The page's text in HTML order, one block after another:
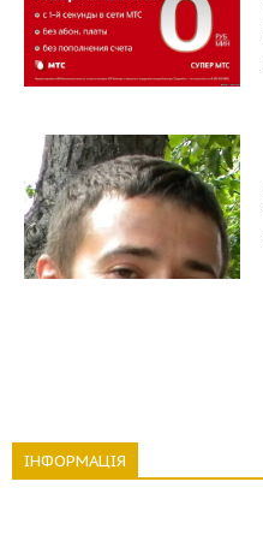
ІНФОРМАЦІЯ